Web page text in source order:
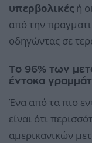
υπερβολικές ή
από την
οδηγώντας σε
Το 96% των
έντοκα
Ένα από τα πιο
είναι ότι
αμερικανικών